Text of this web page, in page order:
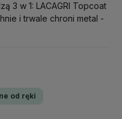
3 w 1: LACAGRI Topcoat
i trwale chroni metal -
od ręki